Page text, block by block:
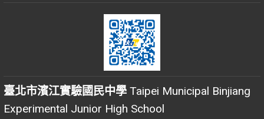
臺北市濱江實驗國民中學 Taipei Municipal Binjiang
Experimental Junior High School